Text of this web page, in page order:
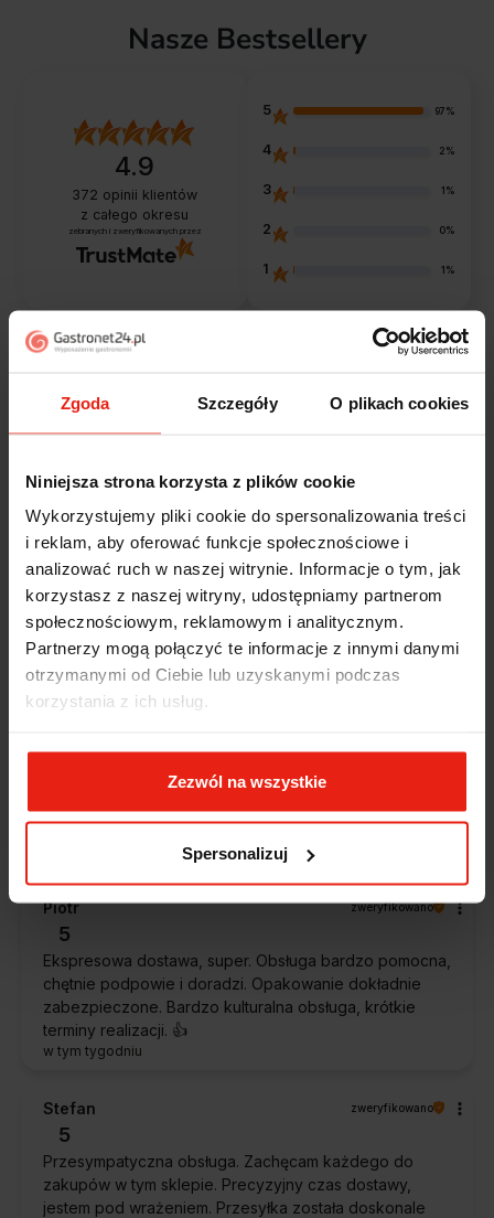
Zgoda Szczegóły O plikach cookies
Niniejsza strona korzysta z plików cookie
Wykorzystujemy pliki cookie do spersonalizowania treści
i reklam, aby oferować funkcje społecznościowe i
analizować ruch w naszej witrynie. Informacje o tym, jak
korzystasz z naszej witryny, udostępniamy partnerom
społecznościowym, reklamowym i analitycznym.
Partnerzy mogą połączyć te informacje z innymi danymi
otrzymanymi od Ciebie lub uzyskanymi podczas
korzystania z ich usług.
Zezwól na wszystkie
Spersonalizuj
Nasze Bestsellery
4.9
372 opinii klientów
z całego okresu
zebranych i zweryfikowanych przez
5 97%
4 2%
3 1%
2 0%
1 1%
Jak zbieramy opinie?
Alicja
5
Jestem zaskoczona, że ta paczka dotarła do mnie tak
szybko. Paczka dotarła cała i zdrowa. Szybko,
sprawnie, bez problemów. Bardzo pomocna obsługa
klienta.
wczoraj
5
Ekspresowa realizacja zamówienia. Towar zgodny z
polecenia 👍️👍️👍️👍️👍️👍️👍️
Piotr zweryfikowano
5
Ekspresowa dostawa, super. Obsługa bardzo pomocna,
chętnie podpowie i doradzi. Opakowanie dokładnie
zabezpieczone. Bardzo kulturalna obsługa, krótkie
terminy realizacji. 👍️
w tym tygodniu
Stefan zweryfikowano
5
Przesympatyczna obsługa. Zachęcam każdego do
zakupów w tym sklepie. Precyzyjny czas dostawy,
jestem pod wrażeniem. Przesyłka została doskonale